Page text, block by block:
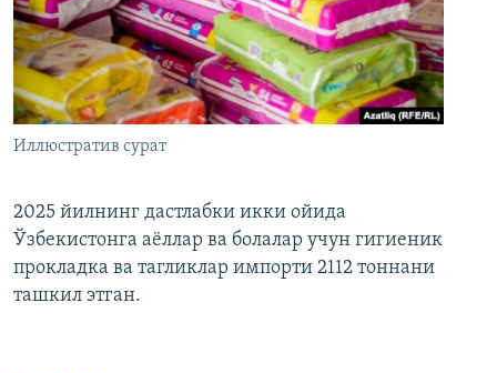
Иллюстратив сурат
2025 йилнинг дастлабки икки ойида
Ўзбекистонга аёллар ва болалар учун гигиеник
прокладка ва тагликлар импорти 2112 тоннани
ташкил этган.